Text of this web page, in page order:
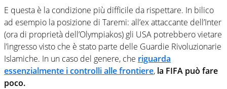
E questa è la condizione più difficile da rispettare. In bilico
ad esempio la posizione di Taremi: all’ex attaccante dell’Inter
(ora di proprietà dell’Olympiakos) gli USA potrebbero vietare
l’ingresso visto che è stato parte delle Guardie Rivoluzionarie
Islamiche. In un caso del genere, che riguarda
essenzialmente i controlli alle frontiere, la FIFA può fare
poco.